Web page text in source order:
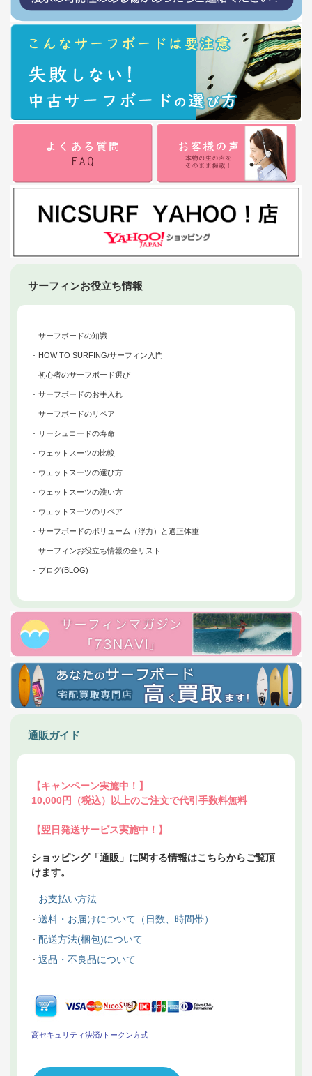
サーフィンお役立ち情報
サーフボードの知識
HOW TO SURFING/サーフィン入門
初心者のサーフボード選び
サーフボードのお手入れ
サーフボードのリペア
リーシュコードの寿命
ウェットスーツの比較
ウェットスーツの選び方
ウェットスーツの洗い方
ウェットスーツのリペア
サーフボードのボリューム（浮力）と適正体重
サーフィンお役立ち情報の全リスト
ブログ(BLOG)
通販ガイド
【キャンペーン実施中！】
10,000円（税込）以上のご注文で代引手数料無料
【翌日発送サービス実施中！】
ショッピング「通販」に関する情報はこちらからご覧頂
けます。
お支払い方法
送料・お届けについて（日数、時間帯）
配送方法(梱包)について
返品・不良品について
高セキュリティ決済/トークン方式